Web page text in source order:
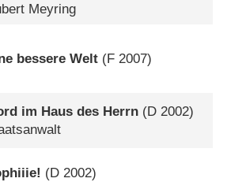
Meyring
bessere Welt (F 2007)
im Haus des Herrn (D 2002)
(D 2002)